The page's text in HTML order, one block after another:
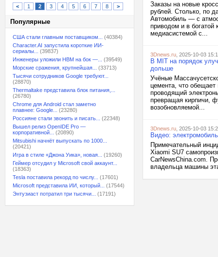
< 1 2 3 4 5 6 7 8 >
Популярные
США стали главным поставщиком...
(40384)
Character.AI запустила короткие ИИ-
сериалы...
(39837)
Инженеры уложили HBM на бок —...
(39549)
Морские сражения, крупнейшая...
(33713)
Тысячи сотрудников Google требуют...
(28870)
Thermaltake представила блок питания,...
(26780)
Chrome для Android стал заметно
плавнее: Google...
(23280)
Россияне стали звонить и писать...
(22348)
Вышел релиз OpenIDE Pro —
корпоративной...
(20890)
Mitsubishi начнёт выпускать по 1000...
(20421)
Игра в стиле «Джона Уика», новая...
(19260)
Геймер отсудил у Microsoft свой аккаунт...
(18363)
Tesla поставила рекорд по числу...
(17601)
Microsoft представила ИИ, который...
(17544)
Энтузиаст потратил три тысячи...
(17191)
Заказы на новые
рублей. Столько, по
Автомобиль — с
приводом и в богатой
медиасистемой с...
3Dnews.ru , 2025-10-03
В MIT на порядок
дольше
Учёные
цемента, что обещает
проводящий
превращая кирпичи,
возобновляемой...
3Dnews.ru , 2025-10-03
Видео:
Примечательный
Xiaomi SU7
CarNewsChina.com.
владельца машины